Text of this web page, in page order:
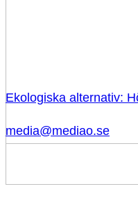
Ekologiska alternativ:
media@mediao.se